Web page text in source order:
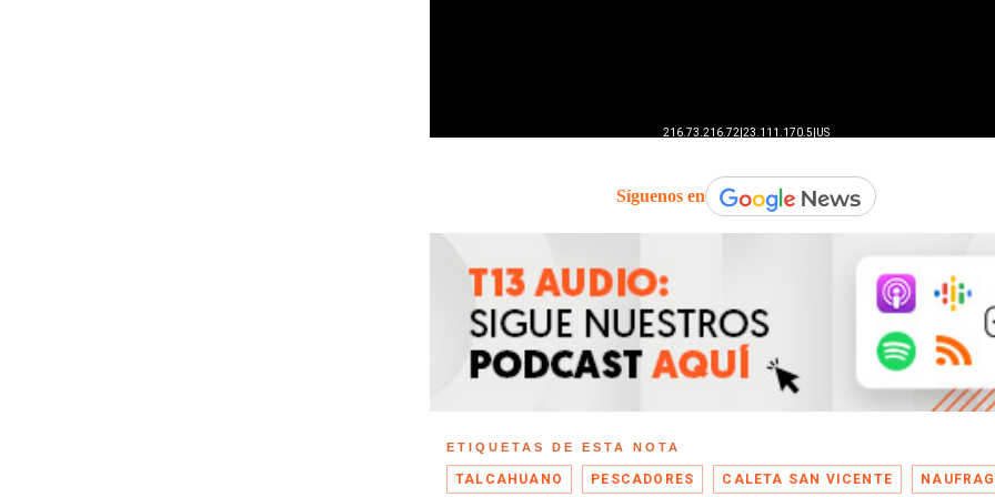
Síguenos en
ETIQUETAS DE ESTA NOTA
TALCAHUANO PESCADORES CALETA SAN VICENTE